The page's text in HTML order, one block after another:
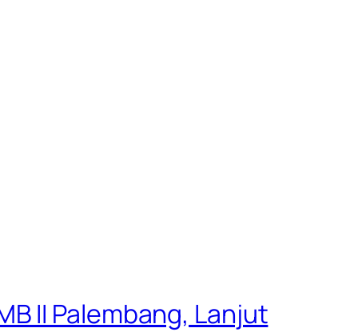
II Palembang, Lanjut